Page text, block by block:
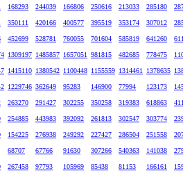
168293 244039 166806 250616 213033 285180
350111 420166 400577 395519 353174 307012
452699 528781 760055 701604 585819 641260
1309197 1485857 1657051 981815 482685 778475
1415110 1380542 1100448 1155559 1314461 1378635
1229746 362649 95283 146900 77994 123173
263270 291427 302255 350258 319383 618863
254885 443983 392092 261813 302547 303774
154225 276938 249292 227427 286504 251558
68707 67766 91630 307266 540363 141038
267458 97793 105969 85438 81153 166161